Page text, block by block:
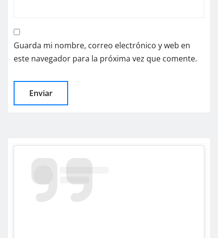
Guarda mi nombre, correo electrónico y web en
este navegador para la próxima vez que comente.